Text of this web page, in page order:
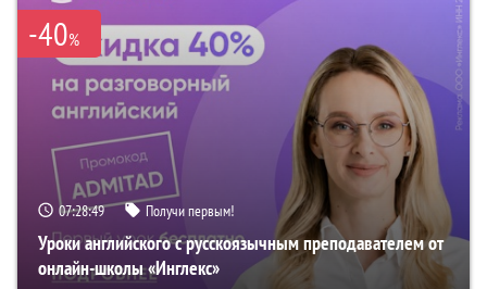
-40%
07:28:48 Получи первым!
Уроки английского с русскоязычным преподавателем от
онлайн-школы «Инглекс»